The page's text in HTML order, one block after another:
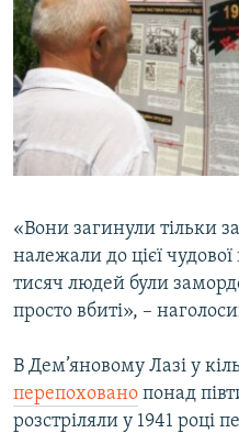
«Вони загинули тільки
належали до цієї чудової
тисяч людей були
просто вбиті», –
В Дем’яновому Лазі у
перепоховано понад
розстріляли у 1941 році